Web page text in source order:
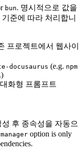
bun. 명시적으로 값을
준에 따라 처리합니
프로젝트에서 웹사이
docusaurus (e.g. npm
화형 프롬프트
후 종속성을 자동으
option is only